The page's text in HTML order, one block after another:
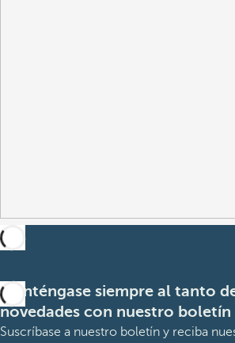
Manténgase siempre al tanto
novedades con nuestro boletín
Suscríbase a nuestro boletín y reciba